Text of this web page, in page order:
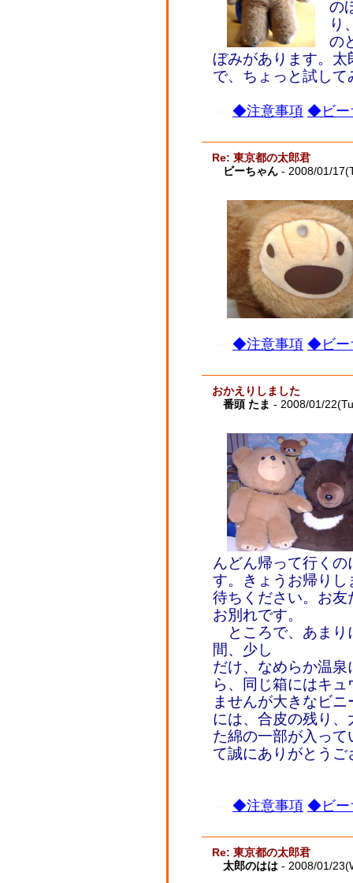
の
り
の
ぼみがあります。
で、ちょっと試して
◆注意事項 ◆ビー
Re: 東京都の太郎君
ビーちゃん - 2008/01/
◆注意事項 ◆ビー
おかえりしました
番頭 たま - 2008/01/
んどん帰って行く
す。きょうお帰り
待ちください。お
お別れです。
ところで、あまり
間、少し
だけ、なめらか温
ら、同じ箱にはキ
ませんが大きなビ
には、合皮の残り
た綿の一部が入っ
て誠にありがとうご
◆注意事項 ◆ビー
Re: 東京都の太郎君
太郎のはは - 2008/01/